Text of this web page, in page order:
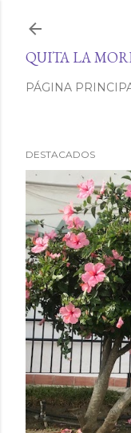
QUITA LA
PÁGINA
DESTACADOS